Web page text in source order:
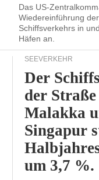
Das US-
Wiedereinführung
Schiffsverkehrs in
Häfen an.
SEEVERKEHR
Der
der
Malakka
Singapur
um 3,7 %.